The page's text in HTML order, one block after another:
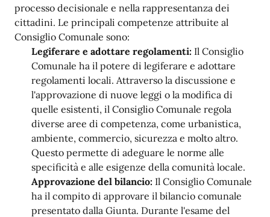
processo decisionale e nella rappresentanza dei
cittadini. Le principali competenze attribuite al
Consiglio Comunale sono:
Legiferare e adottare regolamenti: Il Consiglio
Comunale ha il potere di legiferare e adottare
regolamenti locali. Attraverso la discussione e
l'approvazione di nuove leggi o la modifica di
quelle esistenti, il Consiglio Comunale regola
diverse aree di competenza, come urbanistica,
ambiente, commercio, sicurezza e molto altro.
Questo permette di adeguare le norme alle
specificità e alle esigenze della comunità locale.
Approvazione del bilancio: Il Consiglio Comunale
ha il compito di approvare il bilancio comunale
presentato dalla Giunta. Durante l'esame del